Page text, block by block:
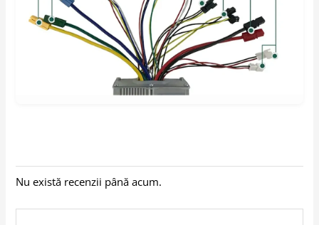
Nu există recenzii până acum.